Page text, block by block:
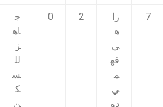
7
زا
ه
ي
فه
م
ي
دو
2
0
ج
اه
ز
لل
س
ك
ن